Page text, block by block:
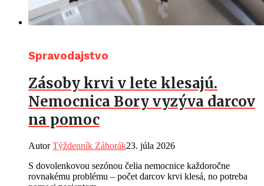
Spravodajstvo
Zásoby krvi v lete klesajú.
Nemocnica Bory vyzýva darcov
na pomoc
AutorTýždenník Záhorák23. júla 2026
S dovolenkovou sezónou čelia nemocnice každoročne
rovnakému problému – počet darcov krvi klesá, no potreba